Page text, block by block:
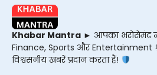
Khabar Mantra ► आपका भरोसेमंद
Finance, Sports और Entertainment
विश्वसनीय खबरें प्रदान करता हैं!